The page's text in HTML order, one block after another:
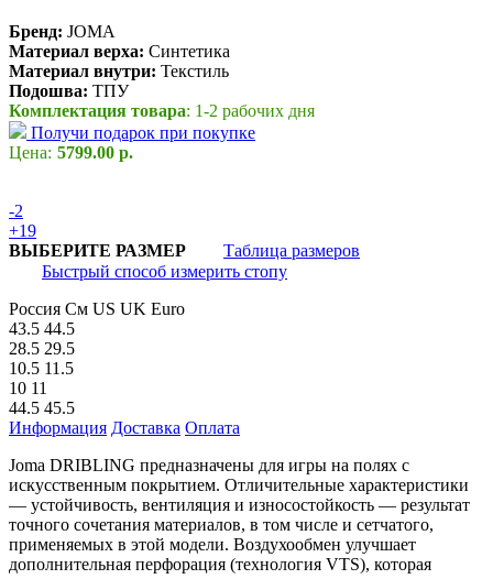
Бренд: JOMA
Материал верха: Синтетика
Материал внутри: Текстиль
Подошва: ТПУ
Комплектация товара: 1-2 рабочих дня
Получи подарок при покупке
Цена: 5799.00 р.
-2
+19
ВЫБЕРИТЕ РАЗМЕР
Таблица размеров
Быстрый способ измерить стопу
Россия См US UK Euro
43.5 44.5
28.5 29.5
10.5 11.5
10 11
44.5 45.5
Информация Доставка Оплата
Joma DRIBLING предназначены для игры на полях с
искусственным покрытием. Отличительные характеристики
— устойчивость, вентиляция и износостойкость — результат
точного сочетания материалов, в том числе и сетчатого,
применяемых в этой модели. Воздухообмен улучшает
дополнительная перфорация (технология VTS), которая